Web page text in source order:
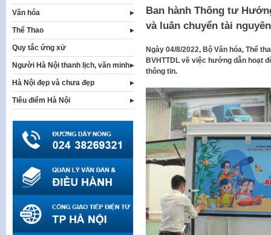
Ban hành Thông tư
và luân chuyển tài
Ngày 04/8/2022, Bộ Văn hóa, Thể
BVHTTDL về việc hướng dẫn hoạt
thông tin.
Văn hóa
Thể Thao
Quy tắc ứng xử
Người Hà Nội thanh lịch, văn minh
Hà Nội đẹp và chưa đẹp
Tiêu điểm Hà Nội